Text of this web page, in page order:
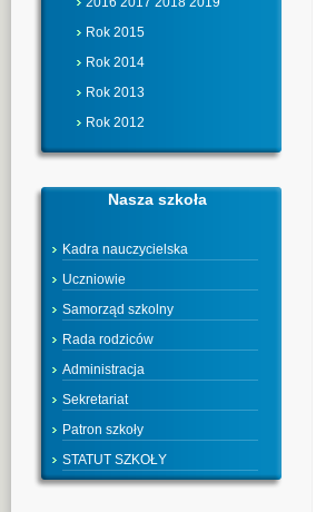
Rok 2015
Rok 2014
Rok 2013
Rok 2012
Nasza szkoła
Kadra nauczycielska
Uczniowie
Samorząd szkolny
Rada rodziców
Administracja
Sekretariat
Patron szkoły
STATUT SZKOŁY